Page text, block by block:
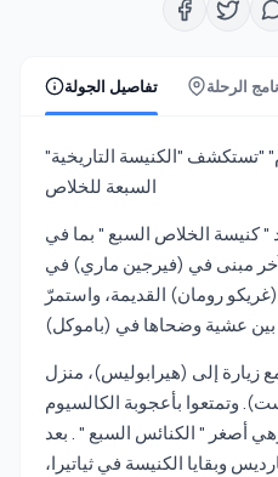
تفاصيل الجولة الرحلة
"إمبارك في رحلة مدتها ثلاثة أيام" "تستكشف "الكنيسة التاريخية
السبعة للخلاص
" كنيسة الخلاص السبع " بما في
مبنى في (فيرجين ماري) في
رومان) القديمة، واستمرّ
إلى (هيرابوليس)، منزل
وتمتعوا بأعجوبة الكالسيوم
وهي أصغر " الكنائس السبع " . بعد
وبقايا الكنيسة في ثياتيرا،